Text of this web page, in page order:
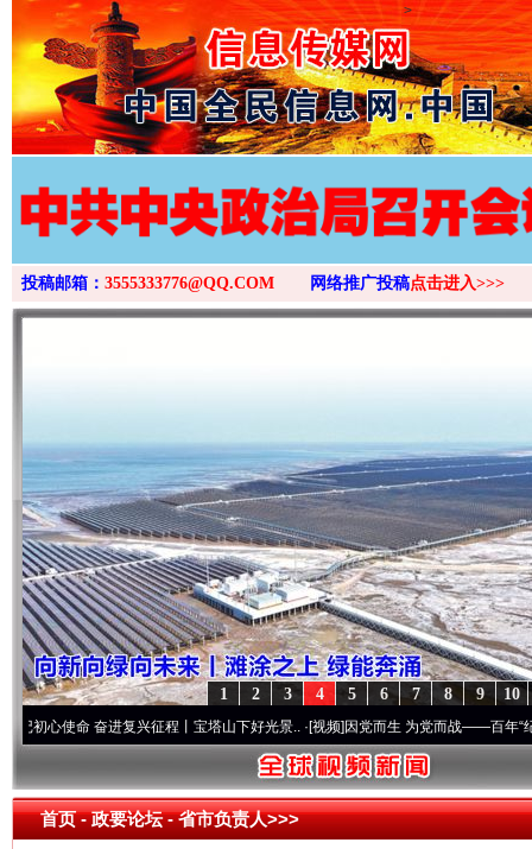
>
投稿邮箱： 3555333776@QQ.COM 网络推广投稿点击进入>>>
10
9
8
7
6
5
4
3
2
1
使命 奋进复兴征程丨宝塔山下好光景..·[视频]因党而生 为党而战——百年“纪”事⑧
首页- 政要论坛 -省市负责人>>>